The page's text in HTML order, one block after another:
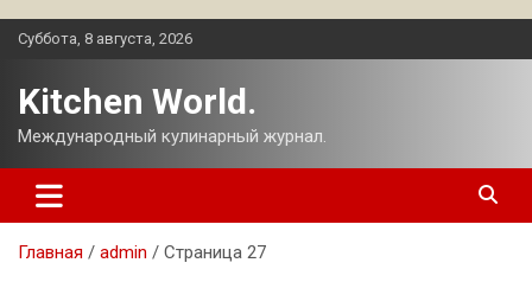
Перейти
Суббота, 8 августа, 2026
Kitchen World.
Международный кулинарный журнал.
Главная admin Страница 27